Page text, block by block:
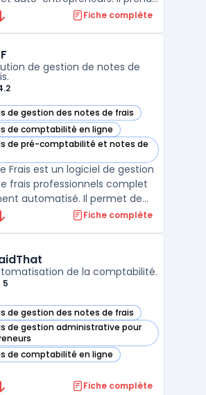
besoins concrets des TPE,
française, y compris la
...
Fiche complète
de gestion de notes de
de gestion des notes de frais
cette catégorie
de comptabilité en ligne
cette catégorie
de pré-comptabilité et notes de
cette catégorie
Frais est un logiciel de gestion
frais professionnels complet
automatisé. Il permet de
d'optimiser l'intégralité du
application mobile intuitive qui
Fiche complète
de la comptabilité.
5
de gestion des notes de frais
dans cette catégorie
de gestion administrative pour
dans cette catégorie
de comptabilité en ligne
dans cette catégorie
Fiche complète